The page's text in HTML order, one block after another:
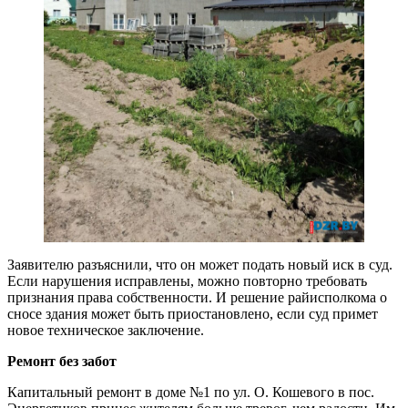
Заявителю разъяснили, что он может подать новый иск в суд.
Если нарушения исправлены, можно повторно требовать
признания права собственности. И решение райисполкома о
сносе здания может быть приостановлено, если суд примет
новое техническое заключение.
Ремонт без забот
Капитальный ремонт в доме №1 по ул. О. Кошевого в пос.